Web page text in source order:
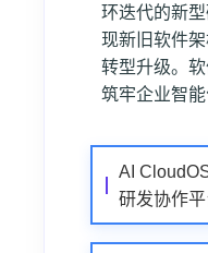
环迭代的新
现新旧软件
转型升级。软
筑牢企业智能
AI
研发协作